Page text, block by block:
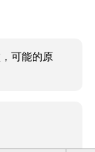
可能的原